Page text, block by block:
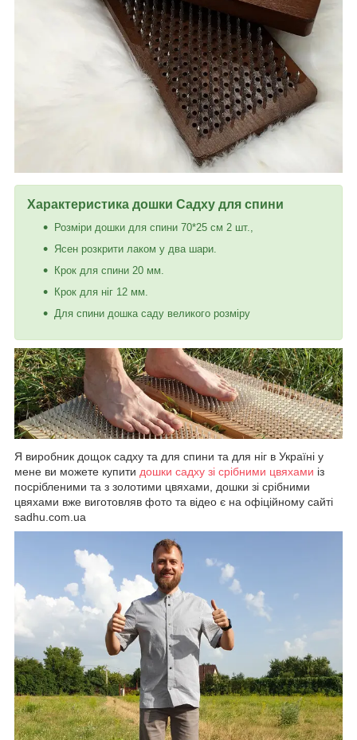
Характеристика дошки Садху для спини
Розміри дошки для спини 70*25 см 2 шт.,
Ясен розкрити лаком у два шари.
Крок для спини 20 мм.
Крок для ніг 12 мм.
Для спини дошка саду великого розміру
Я виробник дощок садху та для спини та для ніг в Україні у
мене ви можете купити дошки садху зі срібними цвяхами із
посрібленими та з золотими цвяхами, дошки зі срібними
цвяхами вже виготовляв фото та відео є на офіційному сайті
sadhu.com.ua